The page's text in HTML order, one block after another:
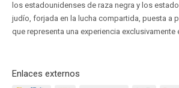
los estadounidenses de raza negra y los
judío, forjada en la lucha compartida, puesta a
que representa una experiencia
Enlaces externos